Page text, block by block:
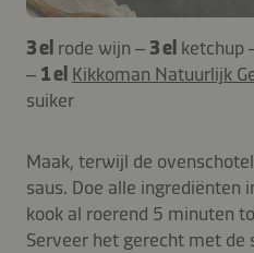
3 el rode wijn – 3 el ketchup
– 1 el Kikkoman Natuurlijk
suiker
Maak, terwijl de
saus. Doe alle ingrediënten
kook al roerend 5 minuten
Serveer het gerecht met de